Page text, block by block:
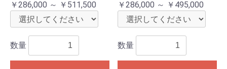
￥286,000 ～ ￥511,500
数量
￥286,000 ～ ￥495,000
数量